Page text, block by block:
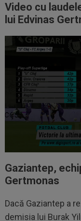
Video cu
lui Edvinas
Gaziantep,
Gertmonas
Dacă Gaziantep a
demisia lui Burak